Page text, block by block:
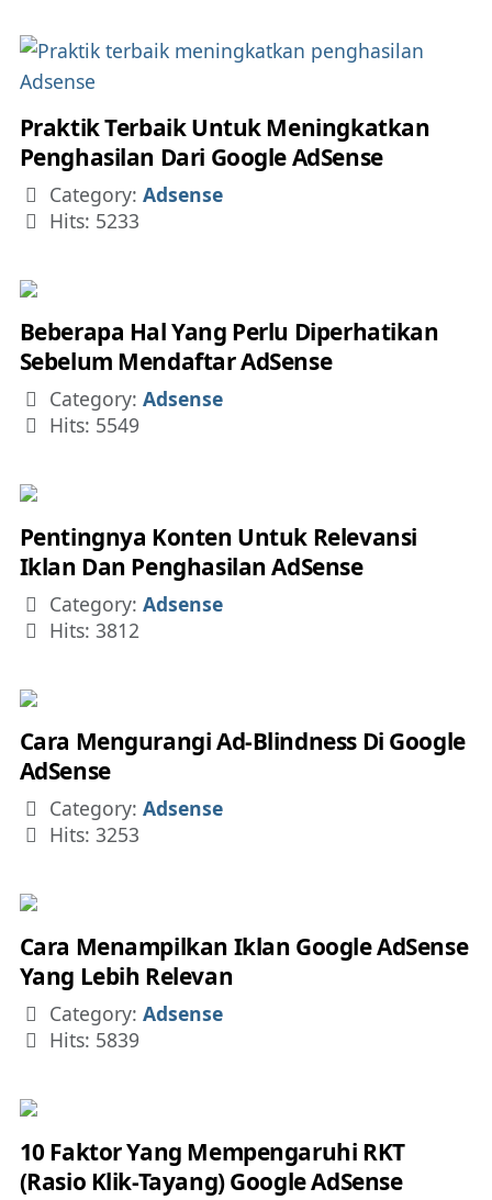
Praktik Terbaik Untuk Meningkatkan
Penghasilan Dari Google AdSense
Details
Category: Adsense
Hits: 5233
Beberapa Hal Yang Perlu Diperhatikan
Sebelum Mendaftar AdSense
Details
Category: Adsense
Hits: 5549
Pentingnya Konten Untuk Relevansi
Iklan Dan Penghasilan AdSense
Details
Category: Adsense
Hits: 3812
Cara Mengurangi Ad-Blindness Di Google
AdSense
Details
Category: Adsense
Hits: 3253
Cara Menampilkan Iklan Google AdSense
Yang Lebih Relevan
Details
Category: Adsense
Hits: 5839
10 Faktor Yang Mempengaruhi RKT
(Rasio Klik-Tayang) Google AdSense